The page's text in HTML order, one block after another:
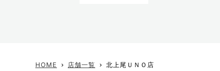
HOME keyboard_arrow_right 店舗一覧 keyboard_arrow_right 北上尾ＵＮＯ店